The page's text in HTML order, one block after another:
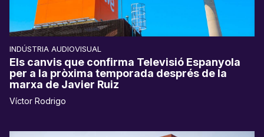
INDÚSTRIA AUDIOVISUAL
Els canvis que confirma Televisió Espanyola
per a la pròxima temporada després de la
marxa de Javier Ruiz
Víctor Rodrigo